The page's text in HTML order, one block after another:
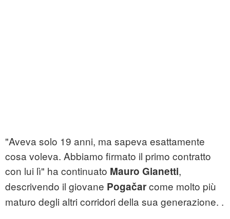
"Aveva solo 19 anni, ma sapeva esattamente
cosa voleva. Abbiamo firmato il primo contratto
con lui lì" ha continuato Mauro Gianetti,
descrivendo il giovane Pogačarcome molto più
maturo degli altri corridori della sua generazione. .